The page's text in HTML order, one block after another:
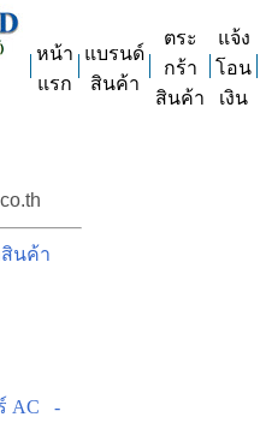
หน้า
แรก
แบรนด์
สินค้า
ตระ
กร้า
สินค้า
แจ้ง
โอน
เงิน
สินค้า
AC
-